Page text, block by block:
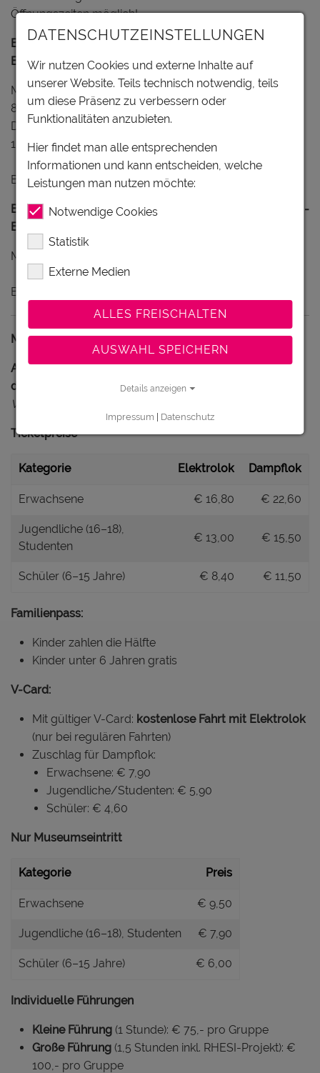
Öffnungszeiten möglich!
Büroöffnungszeiten während der Saison (Anfang Mai -
Ende Oktober):
Montag bis Freitag:
8:00 bis 12:00 Uhr
Dienstag bis Donnerstag:
13:00 bis 16:30 Uhr
Besprechungstermine nach Vereinbarung.
Büroöffnungszeiten ausserhalb der Saison (November -
Ende April):
Montag bis Freitag von 8:00 bis 12:00 Uhr.
Besprechungstermine nach Vereinbarung.
Museum Rhein-Schauen & Rheinbähnle – Preise 2025
Alle Tickets beinhalten Museumseintritt + Fahrt mit
dem Rheinbähnle.
Vor Ort nur Barzahlung möglich.
Ticketpreise
Kategorie Elektrolok Dampflok
Erwachsene € 16,80 € 22,60
Jugendliche (16–18),
Studenten
€ 13,00 € 15,50
Schüler (6–15 Jahre) € 8,40 € 11,50
Familienpass:
Kinder zahlen die Hälfte
Kinder unter 6 Jahren gratis
V-Card:
Mit gültiger V-Card: kostenlose Fahrt mit Elektrolok
(nur bei regulären Fahrten)
Zuschlag für Dampflok:
Erwachsene: € 7,90
Jugendliche/Studenten: € 5,90
Schüler: € 4,60
Nur Museumseintritt
Kategorie Preis
Erwachsene € 9,50
Jugendliche (16–18), Studenten € 7,90
Schüler (6–15 Jahre) € 6,00
Individuelle Führungen
Kleine Führung (1 Stunde): € 75,- pro Gruppe
Große Führung (1,5 Stunden inkl. RHESI-Projekt): €
100,- pro Gruppe
DATENSCHUTZEINSTELLUNGEN
Wir nutzen Cookies und externe Inhalte auf
unserer Website. Teils technisch notwendig, teils
um diese Präsenz zu verbessern oder
Funktionalitäten anzubieten.
Hier findet man alle entsprechenden
Informationen und kann entscheiden, welche
Leistungen man nutzen möchte:
Notwendige Cookies
Statistik
Externe Medien
ALLES FREISCHALTEN
AUSWAHL SPEICHERN
Details anzeigen
Impressum | Datenschutz